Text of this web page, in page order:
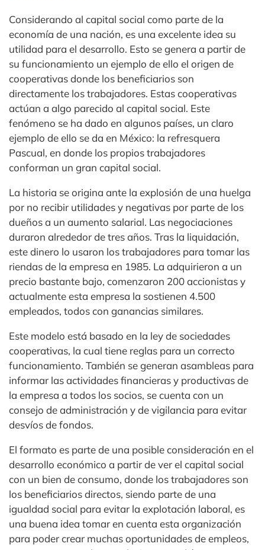
Considerando al capital social como parte de la
economía de una nación, es una excelente idea su
utilidad para el desarrollo. Esto se genera a partir de
su funcionamiento un ejemplo de ello el origen de
cooperativas donde los beneficiarios son
directamente los trabajadores. Estas cooperativas
actúan a algo parecido al capital social. Este
fenómeno se ha dado en algunos países, un claro
ejemplo de ello se da en México: la refresquera
Pascual, en donde los propios trabajadores
conforman un gran capital social.
La historia se origina ante la explosión de una huelga
por no recibir utilidades y negativas por parte de los
dueños a un aumento salarial. Las negociaciones
duraron alrededor de tres años. Tras la liquidación,
este dinero lo usaron los trabajadores para tomar las
riendas de la empresa en 1985. La adquirieron a un
precio bastante bajo, comenzaron 200 accionistas y
actualmente esta empresa la sostienen 4.500
empleados, todos con ganancias similares.
Este modelo está basado en la ley de sociedades
cooperativas, la cual tiene reglas para un correcto
funcionamiento. También se generan asambleas para
informar las actividades financieras y productivas de
la empresa a todos los socios, se cuenta con un
consejo de administración y de vigilancia para evitar
desvíos de fondos.
El formato es parte de una posible consideración en el
desarrollo económico a partir de ver el capital social
con un bien de consumo, donde los trabajadores son
los beneficiarios directos, siendo parte de una
igualdad social para evitar la explotación laboral, es
una buena idea tomar en cuenta esta organización
para poder crear muchas oportunidades de empleos,